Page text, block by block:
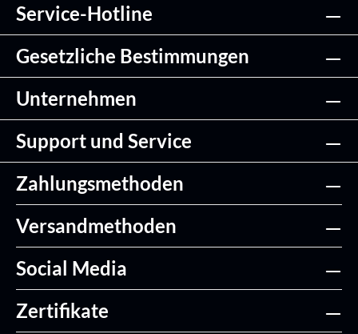
Service-Hotline
Gesetzliche Bestimmungen
Unternehmen
Support und Service
Zahlungsmethoden
Versandmethoden
Social Media
Zertifikate